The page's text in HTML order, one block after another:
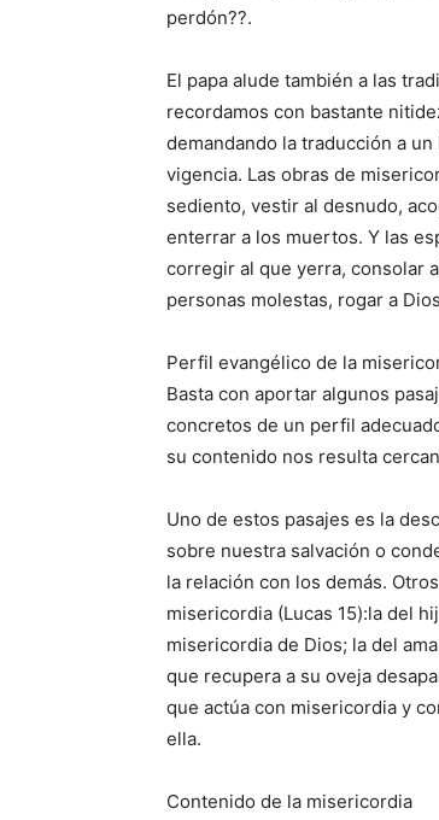
perdón??.
El papa alude también a las
recordamos con bastante
demandando la traducción a
vigencia. Las obras de
sediento, vestir al desnudo,
enterrar a los muertos. Y las
corregir al que yerra, consolar
personas molestas, rogar a
Perfil evangélico de la
Basta con aportar algunos
concretos de un perfil
su contenido nos resulta
Uno de estos pasajes es la
sobre nuestra salvación o
la relación con los demás.
misericordia (Lucas 15):la del
misericordia de Dios; la del
que recupera a su oveja
que actúa con misericordia y
ella.
Contenido de la misericordia